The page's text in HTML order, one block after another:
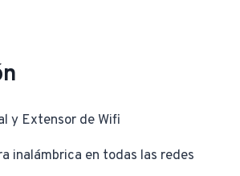
y Extensor de Wifi
inalámbrica en todas las redes